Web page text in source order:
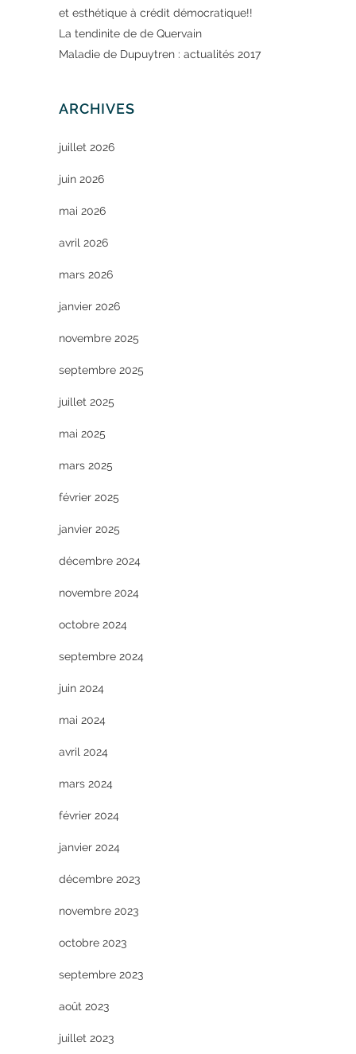
et esthétique à crédit démocratique!!
La tendinite de de Quervain
Maladie de Dupuytren : actualités 2017
ARCHIVES
juillet 2026
juin 2026
mai 2026
avril 2026
mars 2026
janvier 2026
novembre 2025
septembre 2025
juillet 2025
mai 2025
mars 2025
février 2025
janvier 2025
décembre 2024
novembre 2024
octobre 2024
septembre 2024
juin 2024
mai 2024
avril 2024
mars 2024
février 2024
janvier 2024
décembre 2023
novembre 2023
octobre 2023
septembre 2023
août 2023
juillet 2023